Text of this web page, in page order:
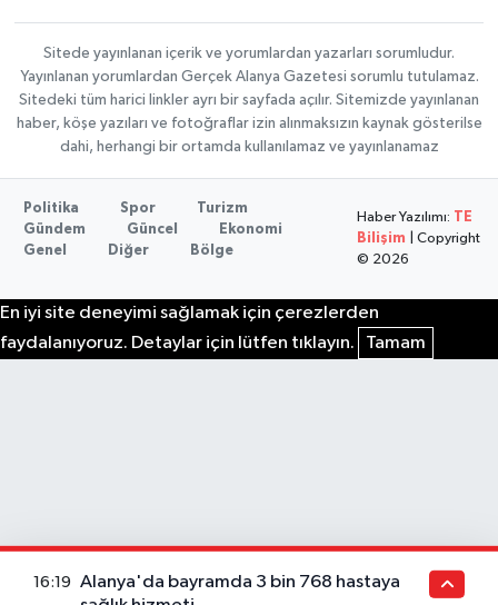
Sitede yayınlanan içerik ve yorumlardan yazarları sorumludur.
Yayınlanan yorumlardan Gerçek Alanya Gazetesi sorumlu tutulamaz.
Sitedeki tüm harici linkler ayrı bir sayfada açılır. Sitemizde yayınlanan
haber, köşe yazıları ve fotoğraflar izin alınmaksızın kaynak gösterilse
dahi, herhangi bir ortamda kullanılamaz ve yayınlanamaz
Politika Spor
Turizm
Gündem
Güncel
Ekonomi
Genel
Diğer Bölge
Haber Yazılımı:
TE
Bilişim | Copyright
© 2026
En iyi site deneyimi sağlamak için çerezlerden
faydalanıyoruz. Detaylar için lütfen tıklayın.
Tamam
16:19
Alanya'da bayramda 3 bin 768 hastaya